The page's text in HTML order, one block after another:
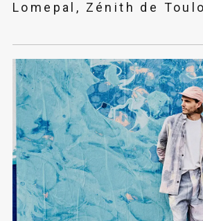
Lomepal, Zénith de